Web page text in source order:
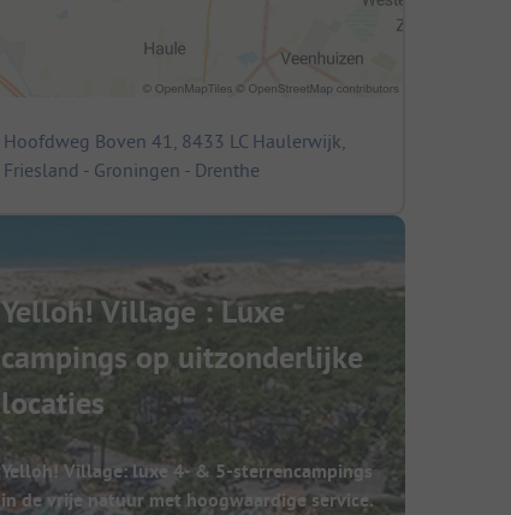
Hoofdweg Boven 41, 8433 LC Haulerwijk,
Friesland - Groningen - Drenthe
Yelloh! Village : Luxe
campings op uitzonderlijke
locaties
Yelloh! Village: luxe 4- & 5-sterrencampings
in de vrije natuur met hoogwaardige service.